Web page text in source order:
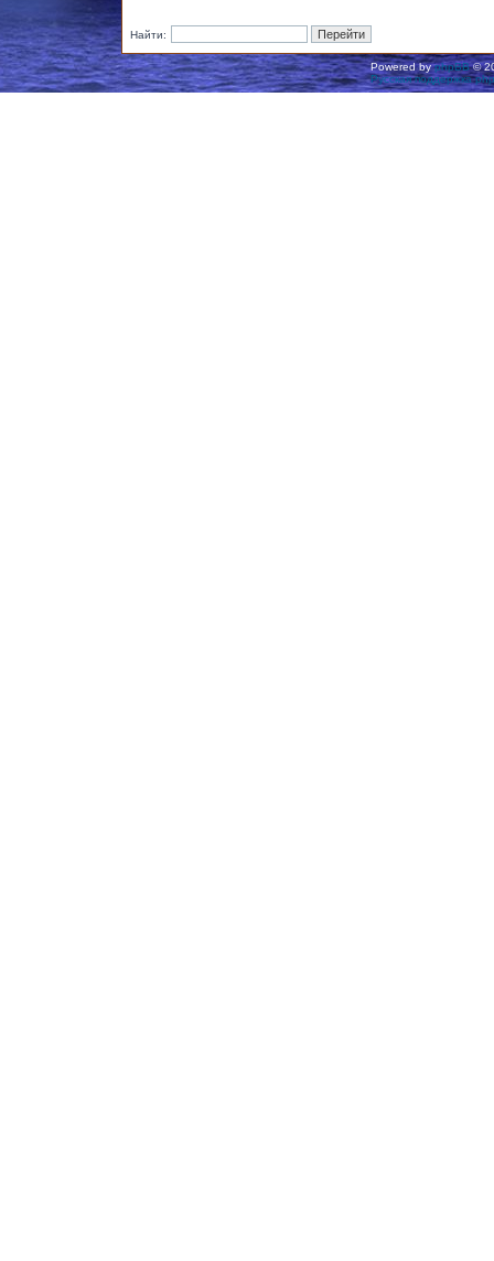
Найти:
Powered byphpBB©
Русская поддержка